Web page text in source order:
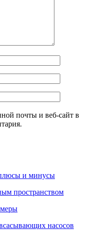
почты и веб-сайт в
и минусы
пространством
насосов